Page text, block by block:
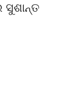
ସୁଶାନ୍ତ